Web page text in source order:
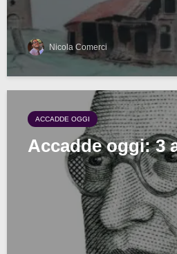
Nicola Comerci
ACCADDE OGGI
Accadde oggi: 3